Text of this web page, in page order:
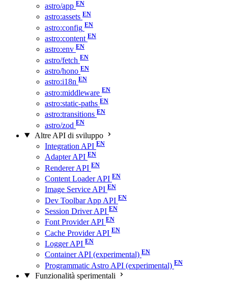
astro/app
astro:assets
astro:config
astro:content
astro:env
astro/fetch
astro/hono
astro:i18n
astro:middleware
astro:static-paths
astro:transitions
astro/zod
Altre API di sviluppo
Integration API
Adapter API
Renderer API
Content Loader API
Image Service API
Dev Toolbar App API
Session Driver API
Font Provider API
Cache Provider API
Logger API
Container API (experimental)
Programmatic Astro API (experimental)
Funzionalità sperimentali